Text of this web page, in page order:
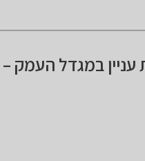
במגדל העמק –